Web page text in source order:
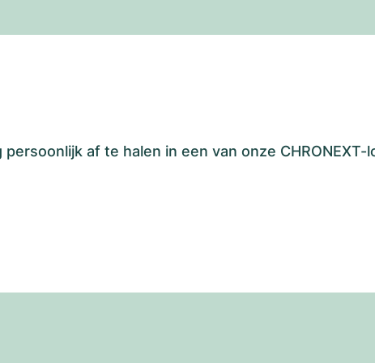
af te halen in een van onze CHRONEXT-